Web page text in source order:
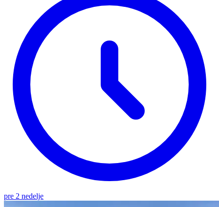
pre 2 nedelje